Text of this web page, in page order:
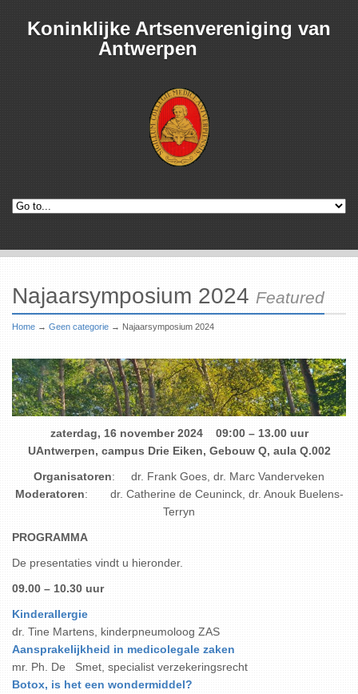
Koninklijke Artsenvereniging van
Antwerpen
Najaarsymposium 2024 Featured
Home → Geen categorie → Najaarsymposium 2024
zaterdag, 16 november 2024 09:00 – 13.00 uur
UAntwerpen, campus Drie Eiken, Gebouw Q, aula Q.002
Organisatoren: dr. Frank Goes, dr. Marc Vanderveken
Moderatoren: dr. Catherine de Ceuninck, dr. Anouk Buelens-
Terryn
PROGRAMMA
De presentaties vindt u hieronder.
09.00 – 10.30 uur
Kinderallergie
dr. Tine Martens, kinderpneumoloog ZAS
Aansprakelijkheid in medicolegale zaken
mr. Ph. De Smet, specialist verzekeringsrecht
Botox, is het een wondermiddel?